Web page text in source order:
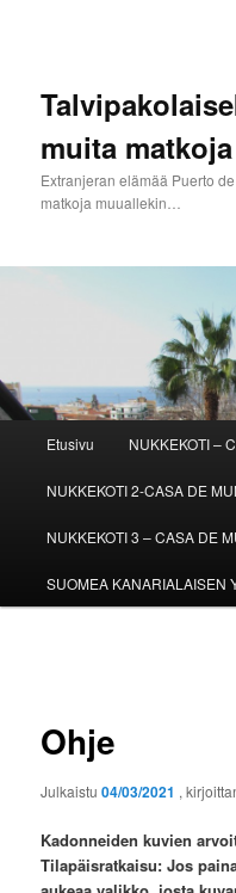
muita
Extranjeran elämää Puerto
matkoja muuallekin…
Etusivu NUKKEKOTI –
NUKKEKOTI 2-CASA DE
NUKKEKOTI 3 – CASA DE
SUOMEA KANARIALAISEN
Ohje
Julkaistu04/03/2021 ,
Kadonneiden kuvien
Tilapäisratkaisu: Jos